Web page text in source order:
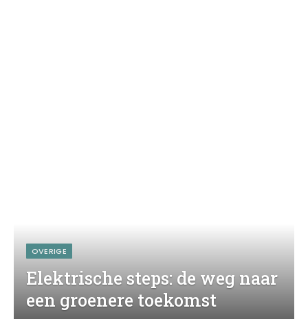
OVERIGE
Elektrische steps: de weg naar
een groenere toekomst